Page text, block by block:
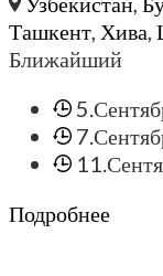
Ташкент, Хива,
Ближайший
Подробнее